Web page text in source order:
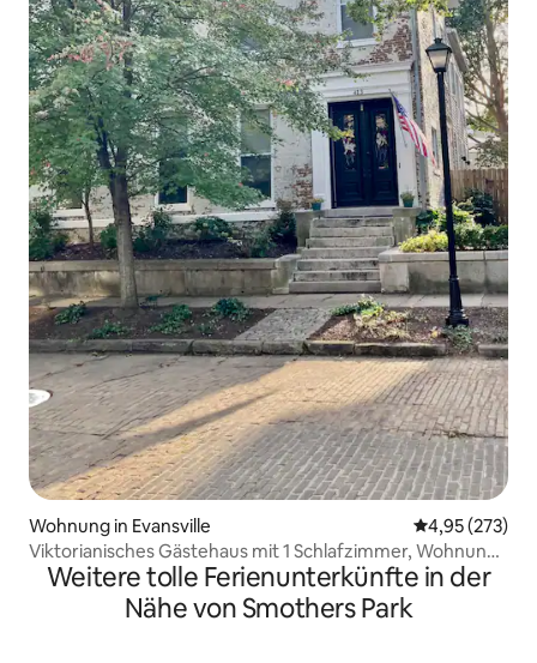
Wohnung in Evansville
4,95 (273)
Viktorianisches Gästehaus mit 1 Schlafzimmer, Wohnung
auf der 1st Street
Weitere tolle Ferienunterkünfte in der
Nähe von Smothers Park